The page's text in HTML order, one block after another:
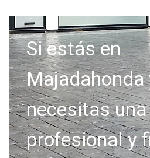
Si estás en
Majadahonda
necesitas
profesional y